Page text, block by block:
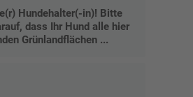
Hundehalter(-in)! Bitte
dass Ihr Hund alle hier
Grünlandflächen ...